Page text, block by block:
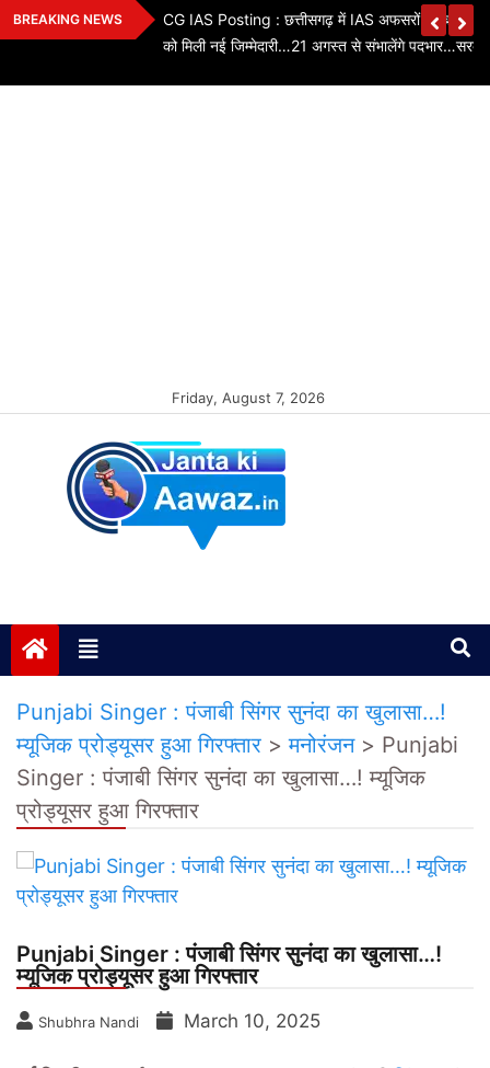
Skip
to
BREAKING NEWS
के तबादले…3 SI,
CG IAS Posting : छत्तीसगढ़ में IAS अफसरों का बड़ा
को मिली नई जिम्मेदारी…21 अगस्त से संभालेंगे
Friday, August 7, 2026
Punjabi Singer : पंजाबी सिंगर सुनंदा का खुलासा…!
म्यूजिक प्रोड्यूसर हुआ ग‍िरफ्तार >मनोरंजन> Punjabi
Singer : पंजाबी सिंगर सुनंदा का खुलासा…! म्यूजिक
प्रोड्यूसर हुआ ग‍िरफ्तार
Punjabi Singer : पंजाबी सिंगर सुनंदा का खुलासा…!
म्यूजिक प्रोड्यूसर हुआ ग‍िरफ्तार
Shubhra Nandi March 10, 2025